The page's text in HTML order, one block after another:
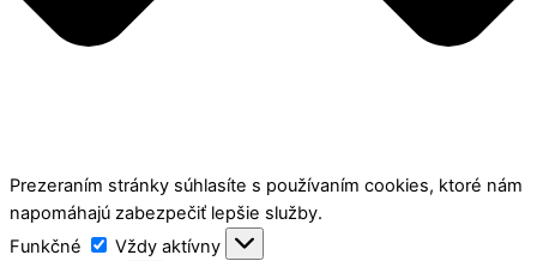
Prezeraním stránky súhlasíte s používaním cookies, ktoré nám
napomáhajú zabezpečiť lepšie služby.
Funkčné
Funkčné
Vždy aktívny